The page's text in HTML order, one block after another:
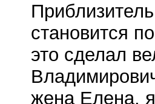
становится
это сделал
жена Елена,